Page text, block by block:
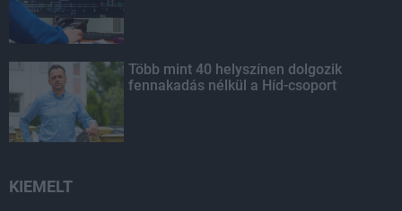
Több mint 40 helyszínen dolgozik
fennakadás nélkül a Híd-csoport
KIEMELT